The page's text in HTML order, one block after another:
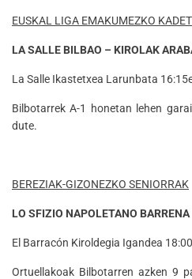
EUSKAL LIGA EMAKUMEZKO
LA SALLE BILBAO – KIROLAK
La Salle Ikastetxea Larunbata
Bilbotarrek A-1 honetan lehen
dute.
BEREZIAK-GIZONEZKO SENIORRAK
LO SFIZIO NAPOLETANO
El Barracón Kiroldegia Igandea
Ortuellakoak Bilbotarren azken 9